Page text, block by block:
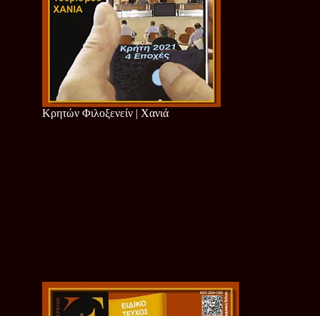
Κρητών Φιλοξενείν | Χανιά